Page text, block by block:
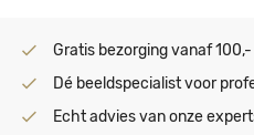
Gratis bezorging vanaf
Dé beeldspecialist voor
Echt advies van onze